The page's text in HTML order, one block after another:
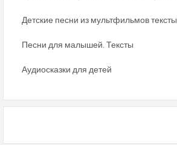
Детские песни из мультфильмов тексты
Песни для малышей. Тексты
Аудиосказки для детей